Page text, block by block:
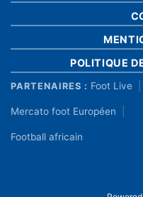
POLITIQUE
PARTENAIRES : Foot Live
Mercato foot Européen
Football africain